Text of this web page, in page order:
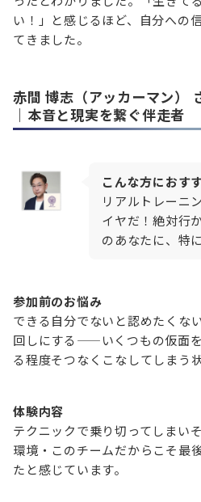
い！」と感じるほど、自分への
てきました。
赤間 博志（アッカーマン）
｜本音と現実を繋ぐ伴走者
こんな方におす
リアルトレーニ
イヤだ！絶対行
のあなたに、特
参加前のお悩み
できる自分でないと認めたくな
回しにする——いくつもの仮面
る程度そつなくこなしてしまう
体験内容
テクニックで乗り切ってしまい
環境・このチームだからこそ最
たと感じています。